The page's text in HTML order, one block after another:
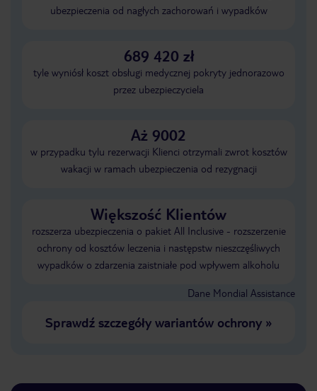
ubezpieczenia od nagłych zachorowań i wypadków
689 420 zł
tyle wyniósł koszt obsługi medycznej pokryty jednorazowo
przez ubezpieczyciela
Aż 9002
w przypadku tylu rezerwacji Klienci otrzymali zwrot kosztów
wakacji w ramach ubezpieczenia od rezygnacji
Większość Klientów
rozszerza ubezpieczenia o pakiet All Inclusive - rozszerzenie
ochrony od kosztów leczenia i następstw nieszczęśliwych
wypadków o zdarzenia zaistniałe pod wpływem alkoholu
Dane Mondial Assistance
Sprawdź szczegóły wariantów ochrony»